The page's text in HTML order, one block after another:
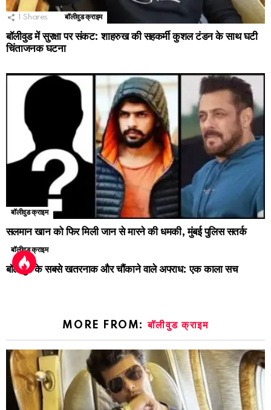
Shares बॉलीवुड क्राइम
बॉलीवुड में सुरक्षा पर संकट: शाहरुख की सहकर्मी कुशल टंडन के साथ घटी
चिंताजनक घटना
बॉलीवुड क्राइम
सलमान खान को फिर मिली जान से मारने की धमकी, मुंबई पुलिस सतर्क
बॉलीवुड क्राइम
बॉलीवुड के सबसे खतरनाक और चौंकाने वाले अपराध: एक काला सच
MORE FROM:बॉलीवुड क्राइम